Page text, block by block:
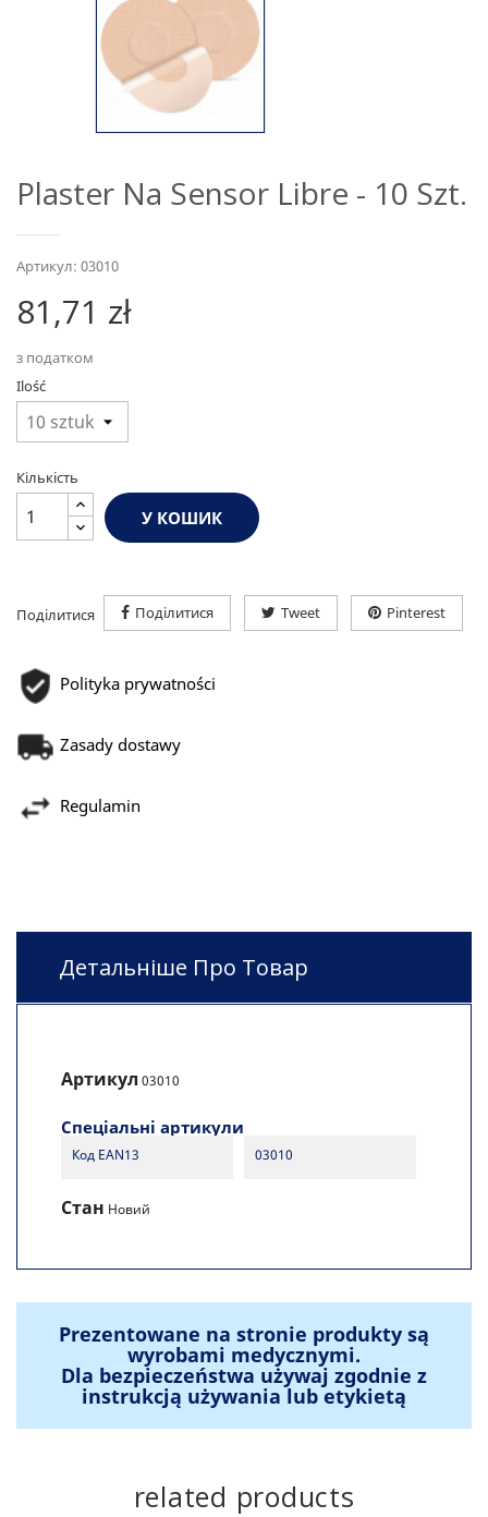
Plaster Na Sensor Libre - 10 Szt.
Артикул: 03010
81,71 zł
з податком
Ilość
Кількість
У КОШИК
Поділитися Поділитися Tweet Pinterest
Polityka prywatności
Zasady dostawy
Regulamin
Детальніше Про Товар
Артикул 03010
Спеціальні артикули
Код EAN13 03010
Стан Новий
Prezentowane na stronie produkty są
wyrobami medycznymi.
Dla bezpieczeństwa używaj zgodnie z
instrukcją używania lub etykietą
related products